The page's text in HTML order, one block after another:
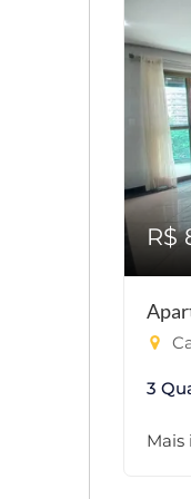
R$
3
Mais